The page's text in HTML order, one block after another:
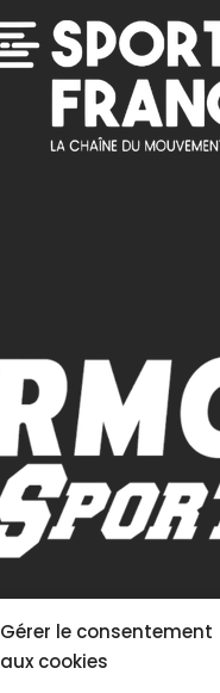
Gérer le consentement
aux cookies